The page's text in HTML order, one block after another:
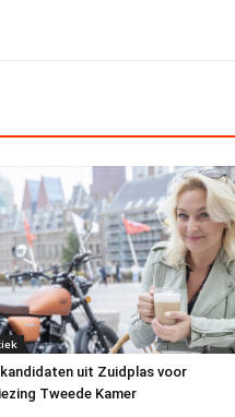
uit Zuidplas voor
Tweede Kamer